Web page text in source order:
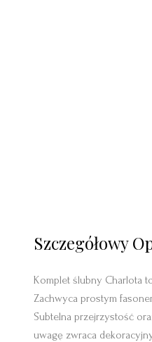
Szczegółowy
Komplet ślubny Charlota
Zachwyca prostym
Subtelna przejrzystość
uwagę zwraca